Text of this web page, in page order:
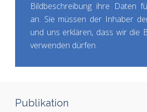
Bildbeschreibung ihre Daten
an. Sie müssen der Inhaber
und uns erklären, dass wir die
verwenden dürfen.
Publikation